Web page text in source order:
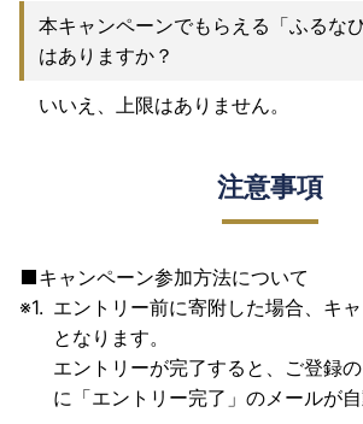
本キャンペーンでもらえる「ふるな
はありますか？
いいえ、上限はありません。
注意事項
キャンペーン参加方法について
エントリー前に寄附した場合、キ
となります。
エントリーが完了すると、ご登録
に「エントリー完了」のメールが自